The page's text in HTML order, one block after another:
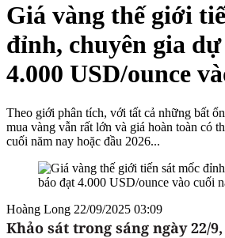
Giá vàng thế giới
đỉnh, chuyên gia
4.000 USD/ounce
Theo giới phân tích, với tất cả những bất
mua vàng vẫn rất lớn và giá hoàn toàn có
cuối năm nay hoặc đầu 2026...
Hoàng Long 22/09/2025 03:09
Khảo sát trong sáng ngày 22/